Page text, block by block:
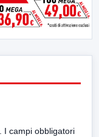
I campi obbligatori